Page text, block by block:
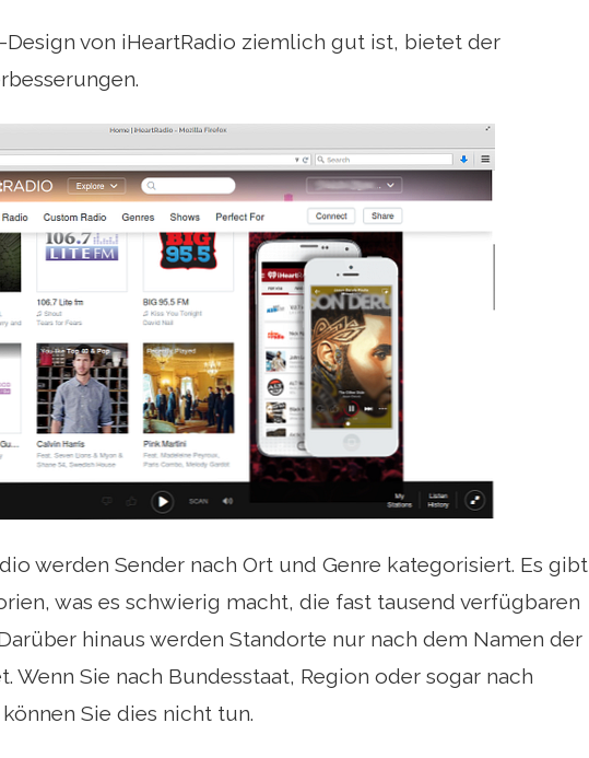
von iHeartRadio ziemlich gut ist, bietet der
werden Sender nach Ort und Genre kategorisiert. Es gibt
was es schwierig macht, die fast tausend verfügbaren
hinaus werden Standorte nur nach dem Namen der
Wenn Sie nach Bundesstaat, Region oder sogar nach
Sie dies nicht tun.